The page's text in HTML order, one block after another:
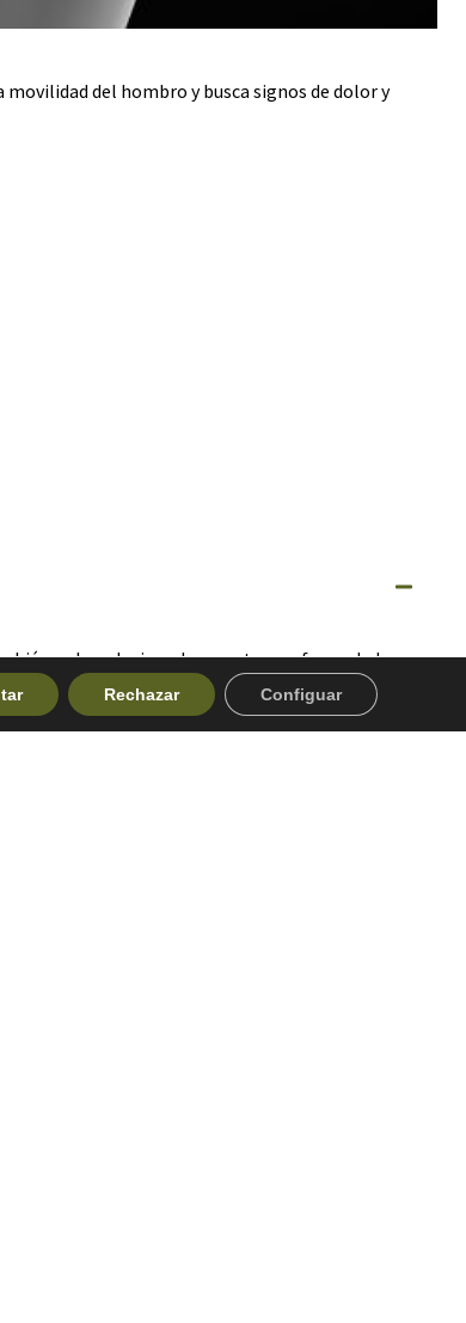
del hombro y busca signos de dolor y
se ha relacionado con otras enfermedades,
Rechazar Configuar